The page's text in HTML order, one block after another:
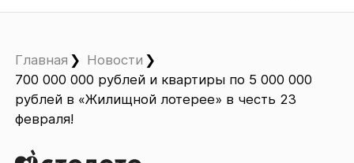
Главная
Новости
700 000 000 рублей и квартиры по 5 000 000
рублей в «Жилищной лотерее» в честь 23
февраля!